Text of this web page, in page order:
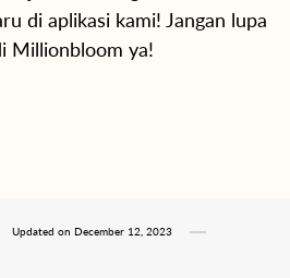
di aplikasi kami! Jangan lupa
Millionbloom ya!
Updated on December 12, 2023